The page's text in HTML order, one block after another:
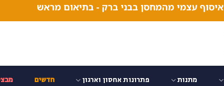
איסוף עצמי מהמחסן בבני ברק - בתיאום מראש
מתנות פתרונות אחסון וארגון חדשים